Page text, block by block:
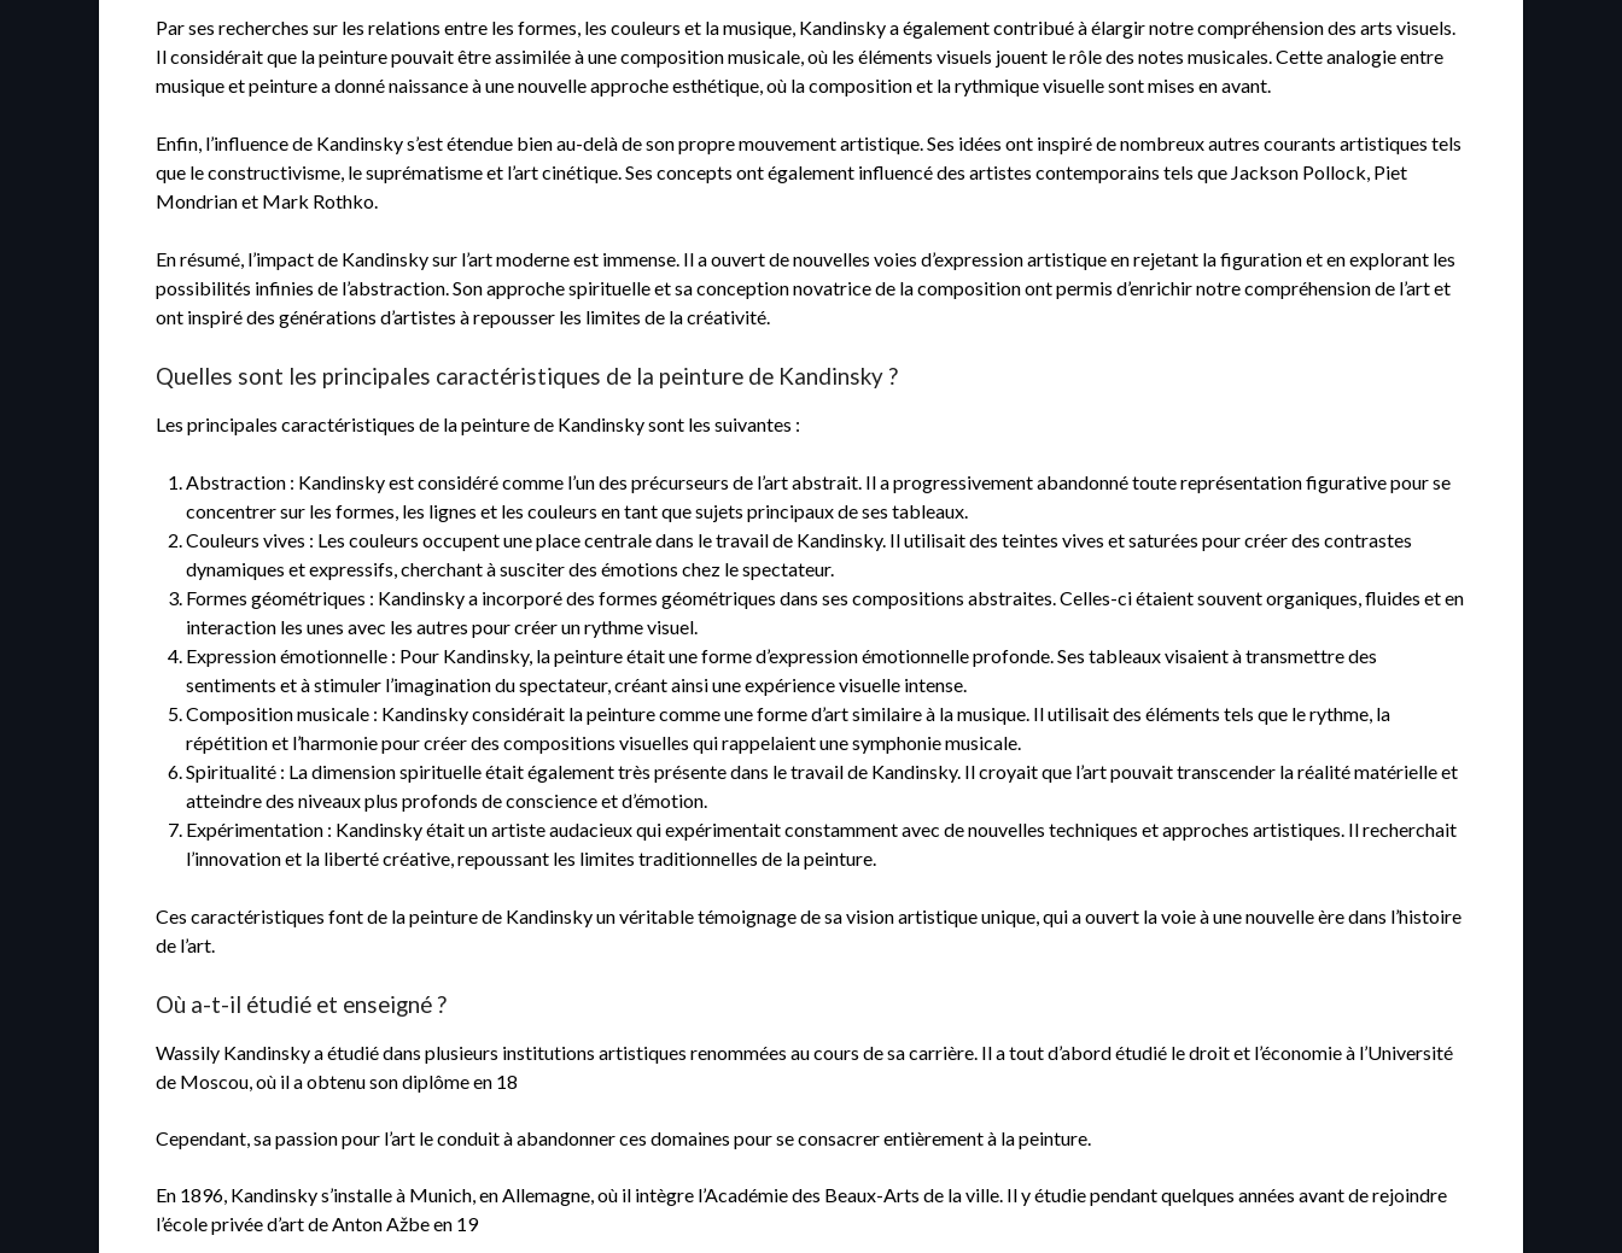
Par ses recherches sur les relations entre les formes, les couleurs et la musique, Kandinsky a également contribué à élargir notre compréhension des arts visuels.
Il considérait que la peinture pouvait être assimilée à une composition musicale, où les éléments visuels jouent le rôle des notes musicales. Cette analogie entre
musique et peinture a donné naissance à une nouvelle approche esthétique, où la composition et la rythmique visuelle sont mises en avant.
Enfin, l’influence de Kandinsky s’est étendue bien au-delà de son propre mouvement artistique. Ses idées ont inspiré de nombreux autres courants artistiques tels
que le constructivisme, le suprématisme et l’art cinétique. Ses concepts ont également influencé des artistes contemporains tels que Jackson Pollock, Piet
Mondrian et Mark Rothko.
En résumé, l’impact de Kandinsky sur l’art moderne est immense. Il a ouvert de nouvelles voies d’expression artistique en rejetant la figuration et en explorant les
possibilités infinies de l’abstraction. Son approche spirituelle et sa conception novatrice de la composition ont permis d’enrichir notre compréhension de l’art et
ont inspiré des générations d’artistes à repousser les limites de la créativité.
Quelles sont les principales caractéristiques de la peinture de Kandinsky ?
Les principales caractéristiques de la peinture de Kandinsky sont les suivantes :
Abstraction : Kandinsky est considéré comme l’un des précurseurs de l’art abstrait. Il a progressivement abandonné toute représentation figurative pour se
concentrer sur les formes, les lignes et les couleurs en tant que sujets principaux de ses tableaux.
Couleurs vives : Les couleurs occupent une place centrale dans le travail de Kandinsky. Il utilisait des teintes vives et saturées pour créer des contrastes
dynamiques et expressifs, cherchant à susciter des émotions chez le spectateur.
Formes géométriques : Kandinsky a incorporé des formes géométriques dans ses compositions abstraites. Celles-ci étaient souvent organiques, fluides et en
interaction les unes avec les autres pour créer un rythme visuel.
Expression émotionnelle : Pour Kandinsky, la peinture était une forme d’expression émotionnelle profonde. Ses tableaux visaient à transmettre des
sentiments et à stimuler l’imagination du spectateur, créant ainsi une expérience visuelle intense.
Composition musicale : Kandinsky considérait la peinture comme une forme d’art similaire à la musique. Il utilisait des éléments tels que le rythme, la
répétition et l’harmonie pour créer des compositions visuelles qui rappelaient une symphonie musicale.
Spiritualité : La dimension spirituelle était également très présente dans le travail de Kandinsky. Il croyait que l’art pouvait transcender la réalité matérielle et
atteindre des niveaux plus profonds de conscience et d’émotion.
Expérimentation : Kandinsky était un artiste audacieux qui expérimentait constamment avec de nouvelles techniques et approches artistiques. Il recherchait
l’innovation et la liberté créative, repoussant les limites traditionnelles de la peinture.
Ces caractéristiques font de la peinture de Kandinsky un véritable témoignage de sa vision artistique unique, qui a ouvert la voie à une nouvelle ère dans l’histoire
de l’art.
Où a-t-il étudié et enseigné ?
Wassily Kandinsky a étudié dans plusieurs institutions artistiques renommées au cours de sa carrière. Il a tout d’abord étudié le droit et l’économie à l’Université
de Moscou, où il a obtenu son diplôme en 18
Cependant, sa passion pour l’art le conduit à abandonner ces domaines pour se consacrer entièrement à la peinture.
En 1896, Kandinsky s’installe à Munich, en Allemagne, où il intègre l’Académie des Beaux-Arts de la ville. Il y étudie pendant quelques années avant de rejoindre
l’école privée d’art de Anton Ažbe en 19